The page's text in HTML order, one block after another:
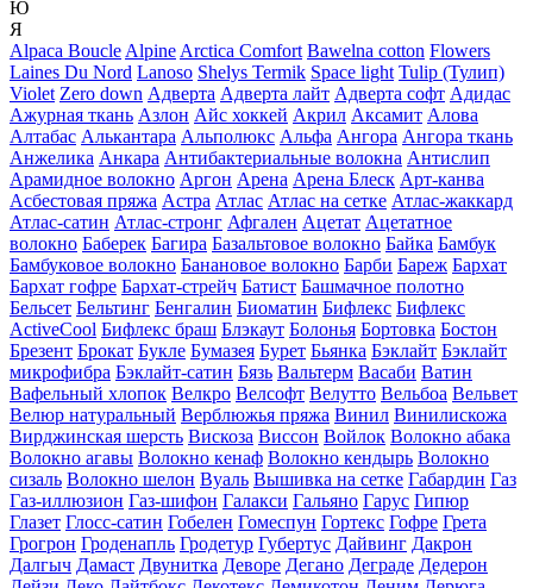
Ю
Я
Alpaca Boucle Alpine Arctica Comfort Bawelna cotton Flowers
Laines Du Nord Lanoso Shelys Termik Space light Tulip (Тулип)
Violet Zero down Адверта Адверта лайт Адверта софт Адидас
Ажурная ткань Азлон Айс хоккей Акрил Аксамит Алова
Алтабас Алькантара Альполюкс Альфа Ангора Ангора ткань
Анжелика Анкара Антибактериальные волокна Антислип
Арамидное волокно Аргон Арена Арена Блеск Арт-канва
Асбестовая пряжа Астра Атлас Атлас на сетке Атлас-жаккард
Атлас-сатин Атлас-стронг Афгален Ацетат Ацетатное
волокно Баберек Багира Базальтовое волокно Байка Бамбук
Бамбуковое волокно Банановое волокно Барби Бареж Бархат
Бархат гофре Бархат-стрейч Батист Башмачное полотно
Бельсет Бельтинг Бенгалин Биоматин Бифлекс Бифлекс
ActiveCool Бифлекс браш Блэкаут Болонья Бортовка Бостон
Брезент Брокат Букле Бумазея Бурет Бьянка Бэклайт Бэклайт
микрофибра Бэклайт-сатин Бязь Вальтерм Васаби Ватин
Вафельный хлопок Велкро Велсофт Велутто Вельбоа Вельвет
Велюр натуральный Верблюжья пряжа Винил Винилискожа
Вирджинская шерсть Вискоза Виссон Войлок Волокно абака
Волокно агавы Волокно кенаф Волокно кендырь Волокно
сизаль Волокно шелон Вуаль Вышивка на сетке Габардин Газ
Газ-иллюзион Газ-шифон Галакси Гальяно Гарус Гипюр
Глазет Глосс-сатин Гобелен Гомеспун Гортекс Гофре Грета
Грогрон Гроденапль Гродетур Губертус Дайвинг Дакрон
Далгыч Дамаст Двунитка Деворе Дегано Деграде Дедерон